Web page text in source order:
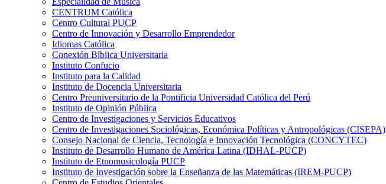
CENTRUM Católica
Centro Cultural PUCP
Centro de Innovación y Desarrollo Emprendedor
Idiomas Católica
Conexión Bíblica Universitaria
Instituto Confucio
Instituto para la Calidad
Instituto de Docencia Universitaria
Centro Preuniversitario de la Pontificia Universidad Católica del Perú
Instituto de Opinión Pública
Centro de Investigaciones y Servicios Educativos
Centro de Investigaciones Sociológicas, Económica Políticas y Antropológicas (CISEPA)
Consejo Nacional de Ciencia, Tecnología e Innovación Tecnológica (CONCYTEC)
Instituto de Desarrollo Humano de América Latina (IDHAL-PUCP)
Instituto de Etnomusicología PUCP
Instituto de Investigación sobre la Enseñanza de las Matemáticas (IREM-PUCP)